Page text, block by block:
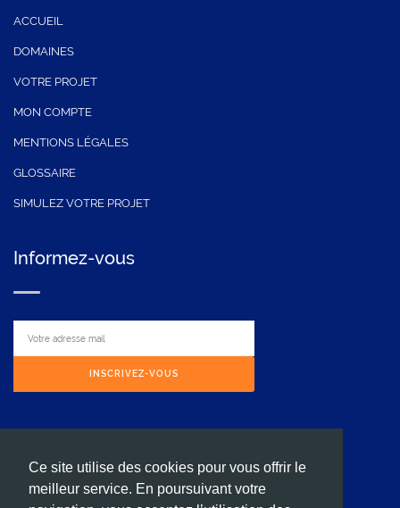
Ce site utilise des cookies pour vous offrir le
meilleur service. En poursuivant votre
ACCUEIL
DOMAINES
VOTRE PROJET
MON COMPTE
MENTIONS LÉGALES
GLOSSAIRE
SIMULEZ VOTRE PROJET
Informez-vous
INSCRIVEZ-VOUS